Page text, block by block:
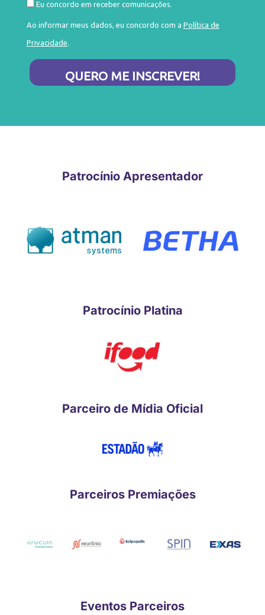
Eu concordo em receber comunicações.
Ao informar meus dados, eu concordo com a Política de
Privacidade.
QUERO ME INSCREVER!
Patrocínio Apresentador
Patrocínio Platina
Parceiro de Mídia Oficial
Parceiros Premiações
Eventos Parceiros